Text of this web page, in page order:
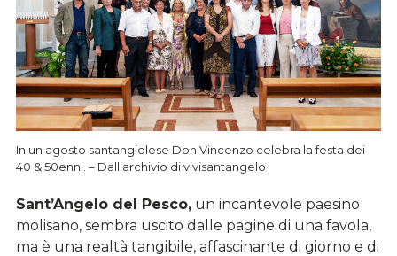
In un agosto santangiolese Don Vincenzo celebra la festa dei
40 & 50enni. – Dall’archivio di vivisantangelo
Sant’Angelo del Pesco, un incantevole paesino
molisano, sembra uscito dalle pagine di una favola,
ma è una realtà tangibile, affascinante di giorno e di